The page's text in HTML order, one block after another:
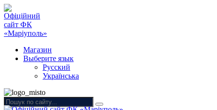
Магазин
Выберите язык
Русский
Українська